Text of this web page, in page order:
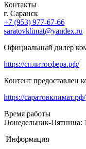
Контакты
г. Саранск
+7 (953) 977-67-66
saratovklimat@yandex.ru
Официальный дилер
https://сплитосфера.рф/
Контент предоставлен
https://саратовклимат.рф/
Время работы
Понедельник-Пятница:
Информация